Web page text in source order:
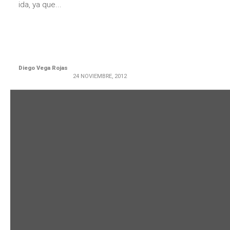
ida, ya que...
Diego Vega Rojas
24 NOVIEMBRE, 2012